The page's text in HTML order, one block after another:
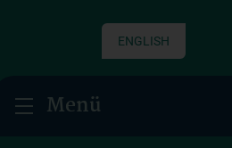
ENGLISH
Menü